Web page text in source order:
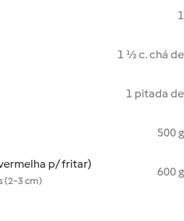
1
1 ½ c. chá de
1 pitada de
500 g
p/ fritar)
(2-3 cm)
600 g